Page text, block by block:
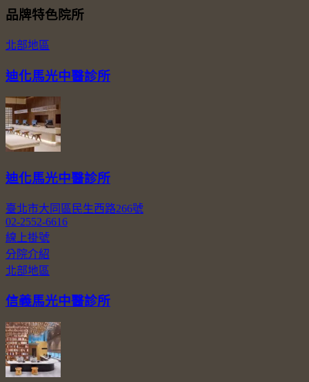
品牌特色院所
北部地區
迪化馬光中醫診所
迪化馬光中醫診所
臺北市大同區民生西路266號
02-2552-6616
線上掛號
分院介紹
北部地區
信義馬光中醫診所